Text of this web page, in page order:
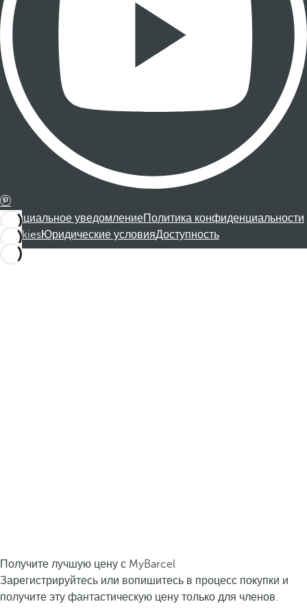
Официальное уведомлениеПолитика конфиденциальности
CookiesЮридические условияДоступность
Получите лучшую цену с MyBarcel
Зарегистрируйтесь или вопишитесь в процесс покупки и
получите эту фантастическую цену только для членов.